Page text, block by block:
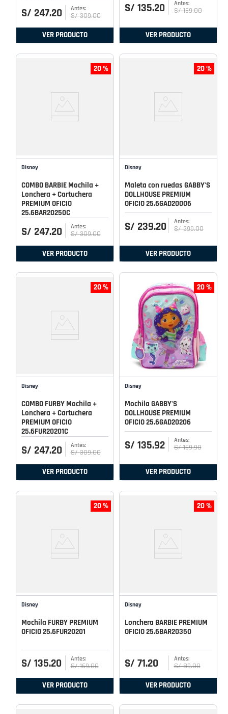
S/ 247.20 S/ 309.00
VER PRODUCTO
S/ 135.20 S/ 169.00
VER PRODUCTO
20 %
Disney
COMBO BARBIE Mochila +
Lonchera + Cartuchera
PREMIUM OFICIO
25.6BAR20250C
S/ 247.20 S/ 309.00
VER PRODUCTO
20 %
Disney
Maleta con ruedas GABBY'S
DOLLHOUSE PREMIUM
OFICIO 25.6GAD20006
S/ 239.20 S/ 299.00
VER PRODUCTO
20 %
Disney
COMBO FURBY Mochila +
Lonchera + Cartuchera
PREMIUM OFICIO
25.6FUR20201C
S/ 247.20 S/ 309.00
VER PRODUCTO
20 %
Disney
Mochila GABBY'S
DOLLHOUSE PREMIUM
OFICIO 25.6GAD20206
S/ 135.92 S/ 169.90
VER PRODUCTO
20 %
Disney
Mochila FURBY PREMIUM
OFICIO 25.6FUR20201
S/ 135.20 S/ 169.00
VER PRODUCTO
20 %
Disney
Lonchera BARBIE PREMIUM
OFICIO 25.6BAR20350
S/ 71.20 S/ 89.00
VER PRODUCTO